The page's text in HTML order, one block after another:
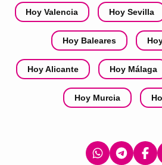
Hoy Valencia Hoy Sevilla
Hoy Baleares
Hoy Alicante Hoy Málaga
Hoy Murcia